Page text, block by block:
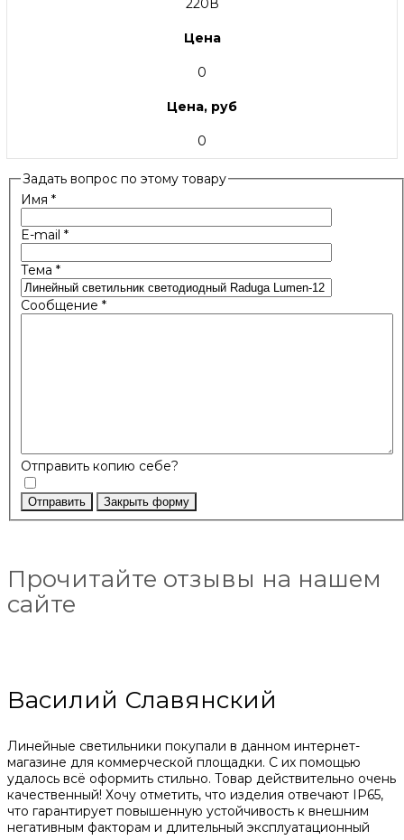
220В
Цена
0
Цена, руб
0
Задать вопрос по этому товару
Имя *
E-mail *
Тема *
Сообщение *
Отправить копию себе?
Отправить Закрыть форму
Прочитайте отзывы на нашем
сайте
Василий Славянский
Линейные светильники покупали в данном интернет-
магазине для коммерческой площадки. С их помощью
удалось всё оформить стильно. Товар действительно очень
качественный! Хочу отметить, что изделия отвечают IP65,
что гарантирует повышенную устойчивость к внешним
негативным факторам и длительный эксплуатационный